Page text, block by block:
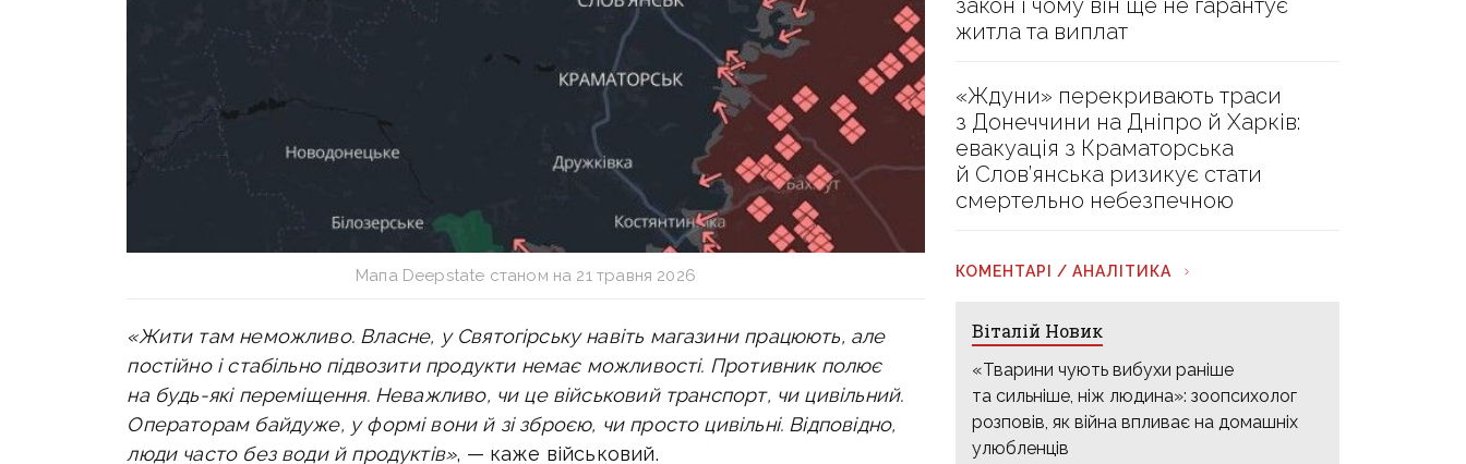
Мапа Deepstate станом на 21 травня 2026
«Жити там неможливо. Власне, у Святогірську навіть магазини працюють, але
постійно і стабільно підвозити продукти немає можливості. Противник полює
на будь-які переміщення. Неважливо, чи це військовий транспорт, чи цивільний.
Операторам байдуже, у формі вони й зі зброєю, чи просто цивільні. Відповідно,
люди часто без води й продуктів», — каже військовий.
закон і чому він ще не гарантує
житла та виплат
«Ждуни» перекривають траси
з Донеччини на Дніпро й Харків:
евакуація з Краматорська
й Слов’янська ризикує стати
смертельно небезпечною
КОМЕНТАРІ / АНАЛІТИКА
Віталій Новик
«Тварини чують вибухи раніше
та сильніше, ніж людина»: зоопсихолог
розповів, як війна впливає на домашніх
улюбленців